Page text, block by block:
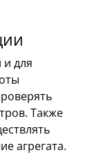
для
Также
агрегата.